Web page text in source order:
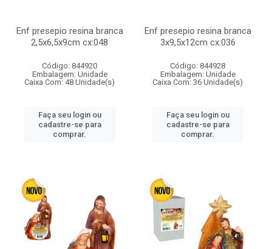
Enf presepio resina branca
2,5x6,5x9cm cx:048
Código: 844920
Embalagem: Unidade
Caixa Com: 48 Unidade(s)
Faça seu login ou
cadastre-se para
comprar.
Enf presepio resina branca
3x9,5x12cm cx:036
Código: 844928
Embalagem: Unidade
Caixa Com: 36 Unidade(s)
Faça seu login ou
cadastre-se para
comprar.